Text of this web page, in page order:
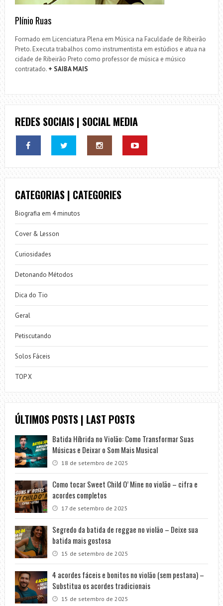
Plínio Ruas
Formado em Licenciatura Plena em Música na Faculdade de Ribeirão
Preto. Executa trabalhos como instrumentista em estúdios e atua na
cidade de Ribeirão Preto como professor de música e músico
contratado. + SAIBA MAIS
REDES SOCIAIS | SOCIAL MEDIA
CATEGORIAS | CATEGORIES
Biografia em 4 minutos
Cover & Lesson
Curiosidades
Detonando Métodos
Dica do Tio
Geral
Petiscutando
Solos Fáceis
TOP X
ÚLTIMOS POSTS | LAST POSTS
Batida Híbrida no Violão: Como Transformar Suas
Músicas e Deixar o Som Mais Musical
18 de setembro de 2025
Como tocar Sweet Child O’ Mine no violão – cifra e
acordes completos
17 de setembro de 2025
Segredo da batida de reggae no violão – Deixe sua
batida mais gostosa
15 de setembro de 2025
4 acordes fáceis e bonitos no violão (sem pestana) –
Substitua os acordes tradicionais
15 de setembro de 2025